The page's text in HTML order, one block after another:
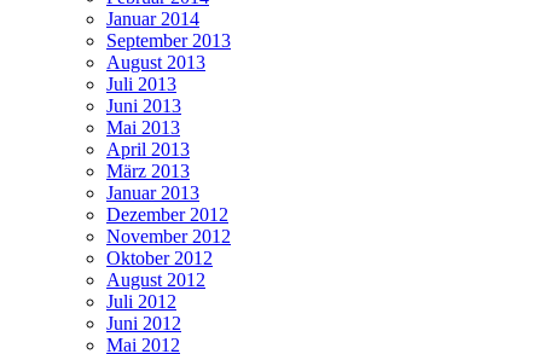
Januar 2014
September 2013
August 2013
Juli 2013
Juni 2013
Mai 2013
April 2013
März 2013
Januar 2013
Dezember 2012
November 2012
Oktober 2012
August 2012
Juli 2012
Juni 2012
Mai 2012